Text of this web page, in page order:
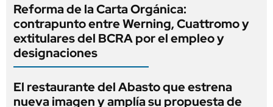
Reforma de la Carta Orgánica:
contrapunto entre Werning, Cuattromo y
extitulares del BCRA por el empleo y
designaciones
El restaurante del Abasto que estrena
nueva imagen y amplía su propuesta de